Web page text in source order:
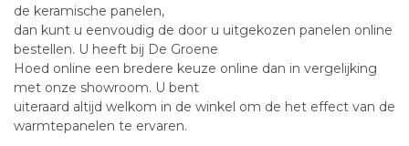
de keramische panelen,
dan kunt u eenvoudig de door u uitgekozen panelen online
bestellen. U heeft bij De Groene
Hoed online een bredere keuze online dan in vergelijking
met onze showroom. U bent
uiteraard altijd welkom in de winkel om de het effect van de
warmtepanelen te ervaren.